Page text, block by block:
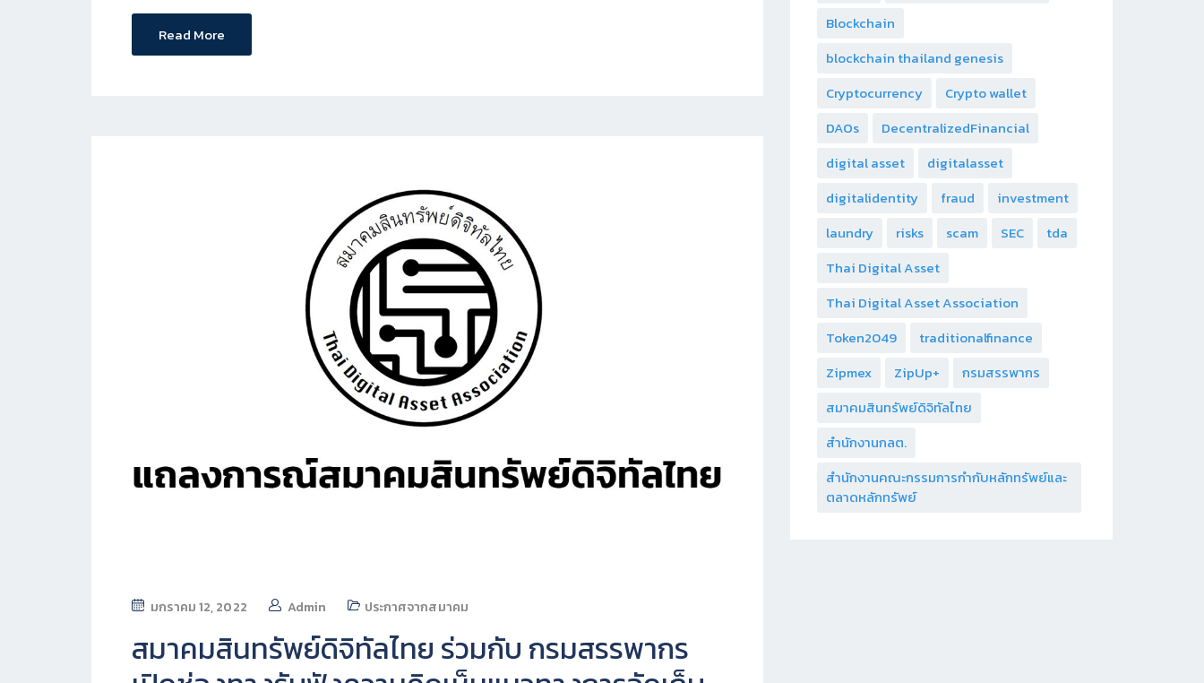
Read More
มกราคม 12, 2022 Admin ประกาศจากสมาคม
สมาคมสินทรัพย์ดิจิทัลไทย ร่วมกับ กรมสรรพากร
Blockchain
blockchain thailand genesis
Cryptocurrency
Crypto wallet
DAOs
DecentralizedFinancial
digital asset
digitalasset
digitalidentity
fraud
investment
laundry
risks scam SEC
tda
Thai Digital Asset
Thai Digital Asset Association
Token2049
traditionalfinance
Zipmex
ZipUp+
กรมสรรพากร
สมาคมสินทรัพย์ดิจิทัลไทย
สำนักงานกลต.
สำนักงานคณะกรรมการกำกับหลักทรัพย์และ
ตลาดหลักทรัพย์